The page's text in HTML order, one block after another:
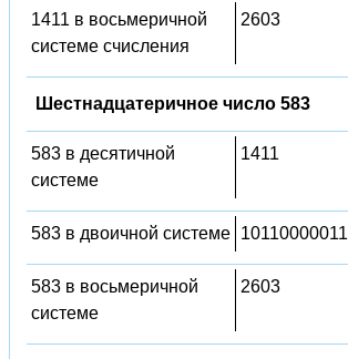
1411 в восьмеричной
системе счисления
2603
Шестнадцатеричное число 583
583 в десятичной
системе
1411
583 в двоичной системе 10110000011
583 в восьмеричной
системе
2603